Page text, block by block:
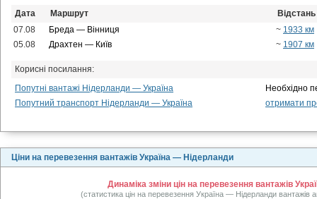
Дата Маршрут
Відстань
07.08
Бреда — Вінниця ~ 1933 км
05.08
Драхтен — Київ ~ 1907 км
Корисні посилання:
Попутні вантажі Нідерланди — Україна
Необхідно
Попутний транспорт Нідерланди — Україна
отримати
Ціни на перевезення вантажів Україна — Нідерланди
Динаміка зміни цін на перевезення вантажів
(статистика цін на перевезення Україна — Нідерланди вантажів